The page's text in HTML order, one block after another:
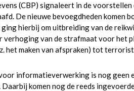
(CBP) signaleert in de
De nieuwe bevoegdheden komen
hierbij om uitbreiding van de
van de strafmaat voor het
het maken van afspraken) tot
informatieverwerking is nog geen
komen nog de reeds